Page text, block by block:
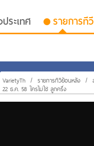
ระเทศ รายการทีวี
VarietyTh / รายการทีวีย้อนหลัง /
22 ธ.ค. 58 ใครไม่ใช่ ลูกครึ่ง